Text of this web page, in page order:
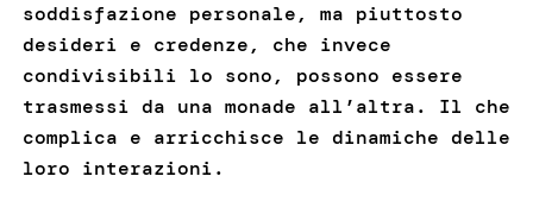
soddisfazione personale, ma piuttosto
desideri e credenze, che invece
condivisibili lo sono, possono essere
trasmessi da una monade all’altra. Il che
complica e arricchisce le dinamiche delle
loro interazioni.